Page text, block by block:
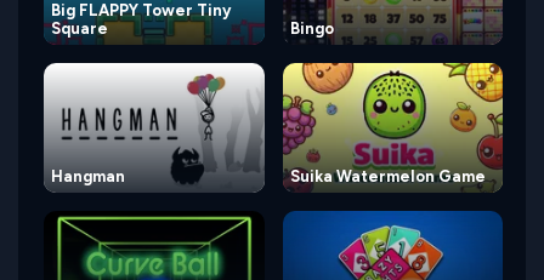
Big FLAPPY Tower Tiny
Square
Bingo
Hangman Suika Watermelon Game